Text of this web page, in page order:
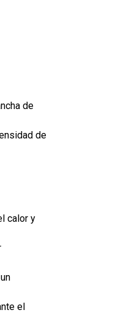
de
de
calor y
el